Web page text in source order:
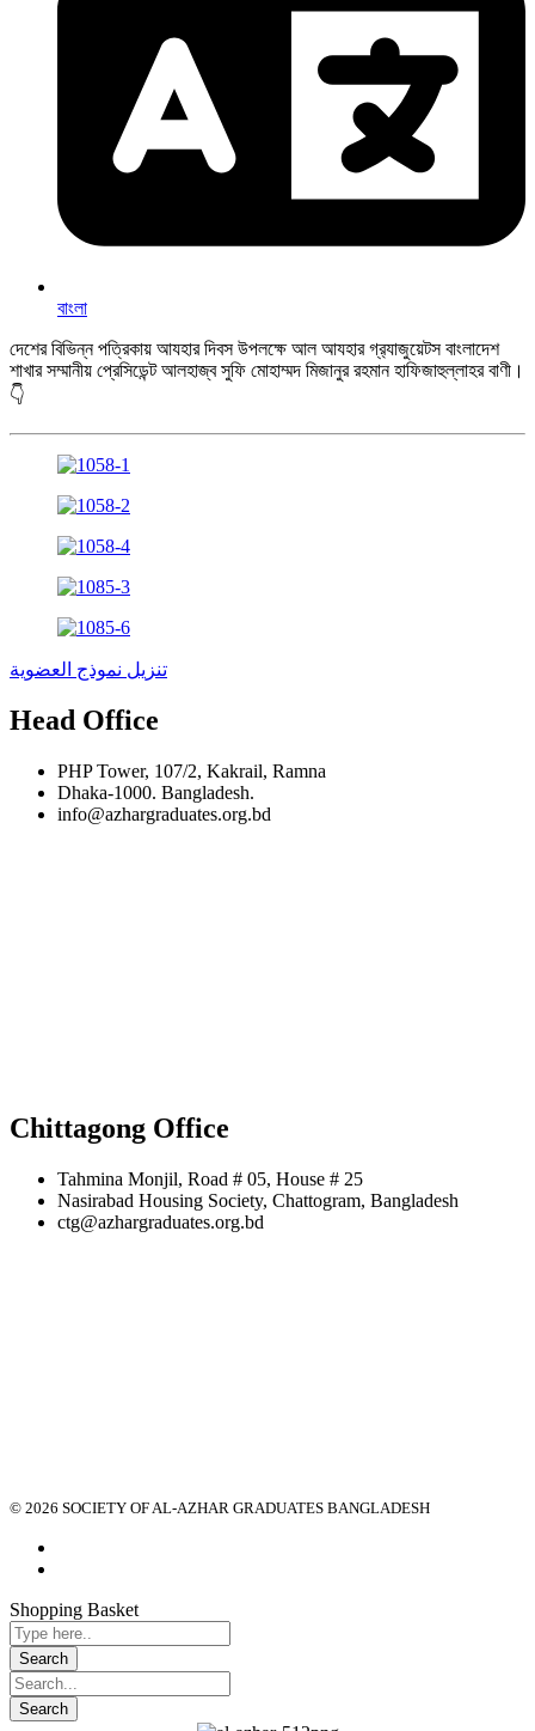
বাংলা
দেশের বিভিন্ন পত্রিকায় আযহার দিবস উপলক্ষে আল আযহার গ্র‍্যাজুয়েটস বাংলাদেশ
শাখার সম্মানীয় প্রেসিডেন্ট আলহাজ্ব সুফি মোহাম্মদ মিজানুর রহমান হাফিজাহুল্লাহর বাণী।
👇
تنزيل نموذج العضوية
Head Office
PHP Tower, 107/2, Kakrail, Ramna
Dhaka-1000. Bangladesh.
info@azhargraduates.org.bd
Chittagong Office
Tahmina Monjil, Road # 05, House # 25
Nasirabad Housing Society, Chattogram, Bangladesh
ctg@azhargraduates.org.bd
© 2026 SOCIETY OF AL-AZHAR GRADUATES BANGLADESH
Shopping Basket